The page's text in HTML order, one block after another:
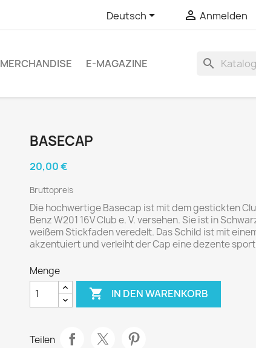
Deutsch  Anmelden
MERCHANDISE E-MAGAZINE search
BASECAP
20,00 €
Bruttopreis
Die hochwertige Basecap ist mit dem gestickten
Benz W201 16V Club e. V. versehen. Sie ist in
weißem Stickfaden veredelt. Das Schild ist mit
akzentuiert und verleiht der Cap eine dezente
Menge
 IN DEN WARENKORB
Teilen